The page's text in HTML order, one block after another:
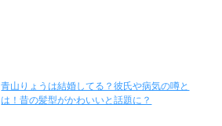
青山りょうは結婚してる？彼氏や病気の噂と
は！昔の髪型がかわいいと話題に？